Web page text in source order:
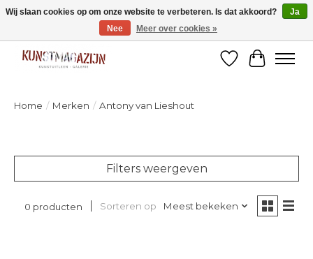
Welkom bij de designshop van Kunstmagazijn Nijmegen!
Verlanglijst
Home / Merken / Antony van Lieshout
Filters weergeven
0 producten Sorteren op Meest bekeken
Wij slaan cookies op om onze website te verbeteren. Is dat akkoord?
Ja
Nee
Meer over cookies »